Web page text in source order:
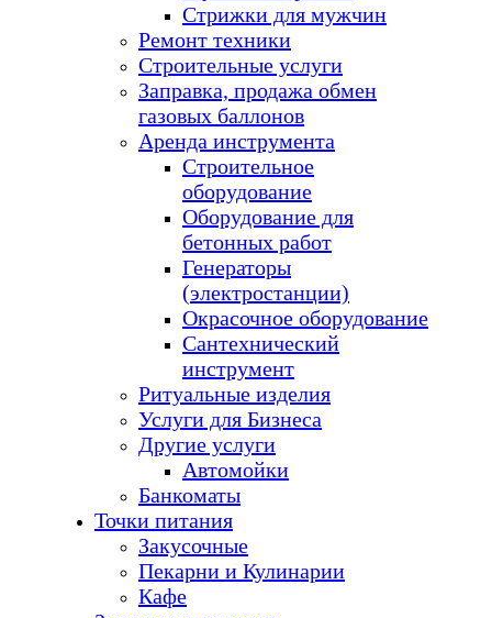
Стрижки для мужчин
Ремонт техники
Строительные услуги
Заправка, продажа обмен
газовых баллонов
Аренда инструмента
Строительное
оборудование
Оборудование для
бетонных работ
Генераторы
(электростанции)
Окрасочное оборудование
Сантехнический
инструмент
Ритуальные изделия
Услуги для Бизнеса
Другие услуги
Автомойки
Банкоматы
Точки питания
Закусочные
Пекарни и Кулинарии
Кафе